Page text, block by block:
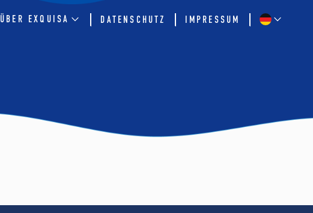
ÜBER EXQUISA DATENSCHUTZ IMPRESSUM